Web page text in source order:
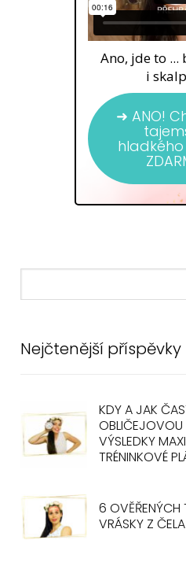
Ano, jde to ...
i
➜ ANO!
hladkého
Nejčtenější příspěvky
KDY A JAK
OBLIČEJOVOU
VÝSLEDKY
TRÉNINKOVÉ
6 OVĚŘENÝCH
VRÁSKY Z